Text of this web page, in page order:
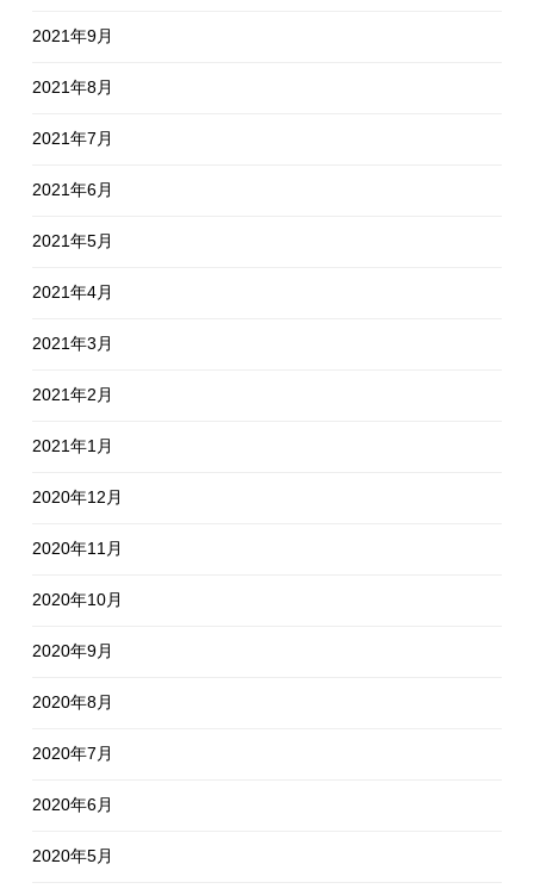
2021年9月
2021年8月
2021年7月
2021年6月
2021年5月
2021年4月
2021年3月
2021年2月
2021年1月
2020年12月
2020年11月
2020年10月
2020年9月
2020年8月
2020年7月
2020年6月
2020年5月